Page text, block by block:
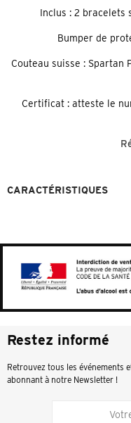
Inclus : 2 bracelets
Bumper de
Couteau suisse : Spartan
Certificat : atteste le
CARACTÉRISTIQUES
Restez informé
Retrouvez tous les événements
abonnant à notre Newsletter !